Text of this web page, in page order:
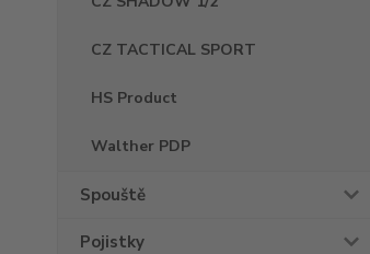
CZ TACTICAL SPORT
HS Product
Walther PDP
Spouště
Pojistky